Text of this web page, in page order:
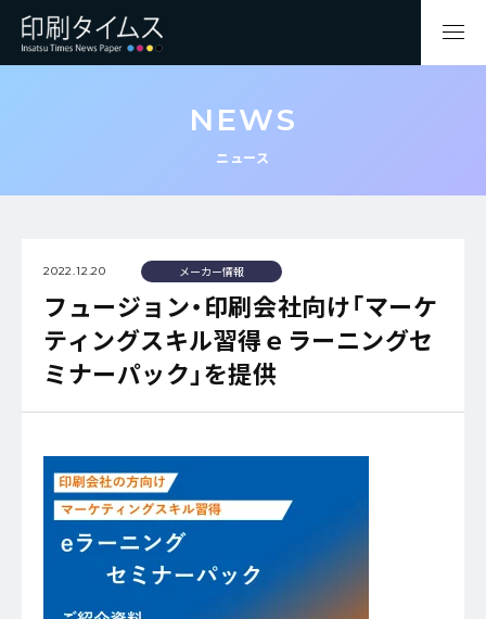
NEWS
ニュース
2022.12.20 メーカー情報
フュージョン・印刷会社向け「マーケ
ティングスキル習得ｅラーニングセ
ミナーパック」を提供